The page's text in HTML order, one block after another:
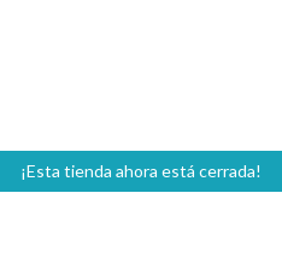
¡Esta tienda ahora está cerrada!